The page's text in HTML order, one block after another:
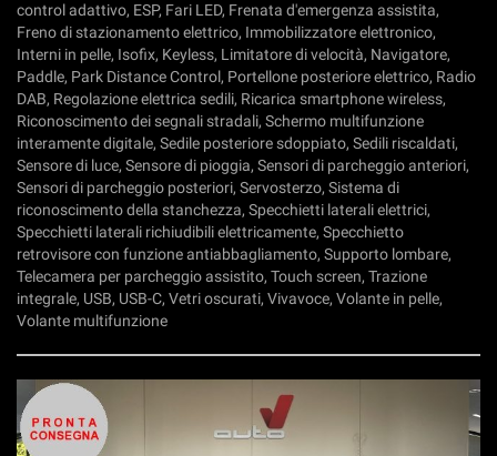
control adattivo, ESP, Fari LED, Frenata d'emergenza assistita,
Freno di stazionamento elettrico, Immobilizzatore elettronico,
Interni in pelle, Isofix, Keyless, Limitatore di velocità, Navigatore,
Paddle, Park Distance Control, Portellone posteriore elettrico, Radio
DAB, Regolazione elettrica sedili, Ricarica smartphone wireless,
Riconoscimento dei segnali stradali, Schermo multifunzione
interamente digitale, Sedile posteriore sdoppiato, Sedili riscaldati,
Sensore di luce, Sensore di pioggia, Sensori di parcheggio anteriori,
Sensori di parcheggio posteriori, Servosterzo, Sistema di
riconoscimento della stanchezza, Specchietti laterali elettrici,
Specchietti laterali richiudibili elettricamente, Specchietto
retrovisore con funzione antiabbagliamento, Supporto lombare,
Telecamera per parcheggio assistito, Touch screen, Trazione
integrale, USB, USB-C, Vetri oscurati, Vivavoce, Volante in pelle,
Volante multifunzione